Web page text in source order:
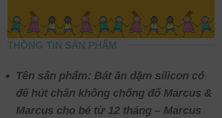
THÔNG TIN SẢN PHẨM
Tên sản phẩm: Bát ăn dặm silicon có
đế hút chân không chống đổ Marcus &
Marcus cho bé từ 12 tháng – Marcus